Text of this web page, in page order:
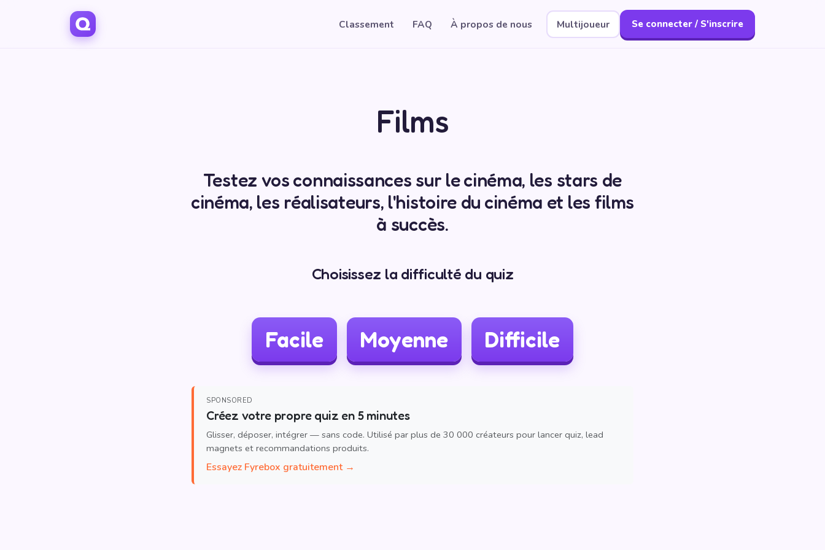
Classement FAQ À propos de nous Multijoueur Se connecter / S'inscrire
Films
Testez vos connaissances sur le cinéma, les stars de
cinéma, les réalisateurs, l'histoire du cinéma et les films
à succès.
Choisissez la difficulté du quiz
Facile Moyenne Difficile
SPONSORED
Créez votre propre quiz en 5 minutes
Glisser, déposer, intégrer — sans code. Utilisé par plus de 30 000 créateurs pour lancer quiz, lead
magnets et recommandations produits.
Essayez Fyrebox gratuitement →